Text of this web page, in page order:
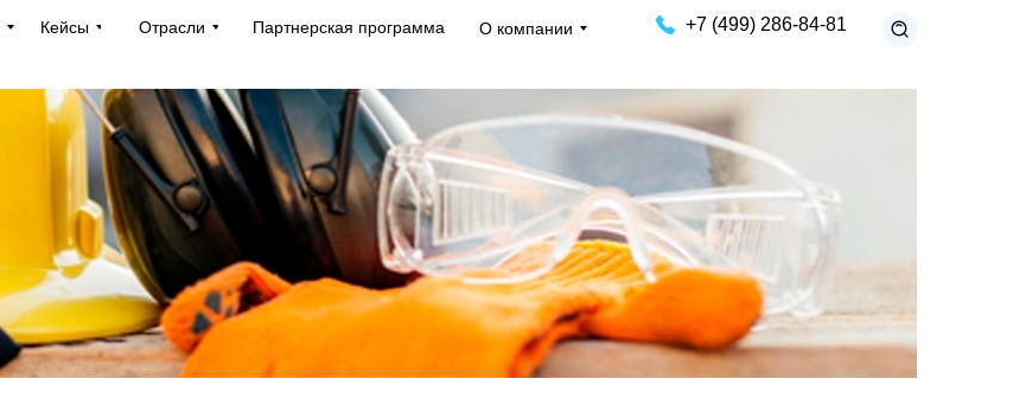
+7 (499) 286-84-81
Партнерская программа
Отрасли
Кейсы О компании